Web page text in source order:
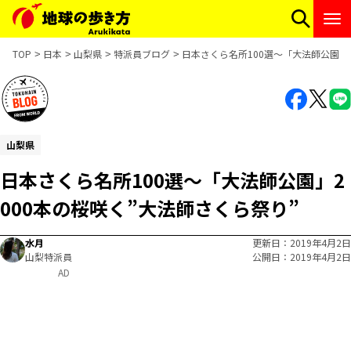
TOP 日本 山梨県 特派員ブログ 日本さくら名所100選～「大法師公園
山梨県
日本さくら名所100選～「大法師公園」2
000本の桜咲く”大法師さくら祭り”
水月
山梨特派員
更新日
2019年4月2日
公開日
2019年4月2日
AD